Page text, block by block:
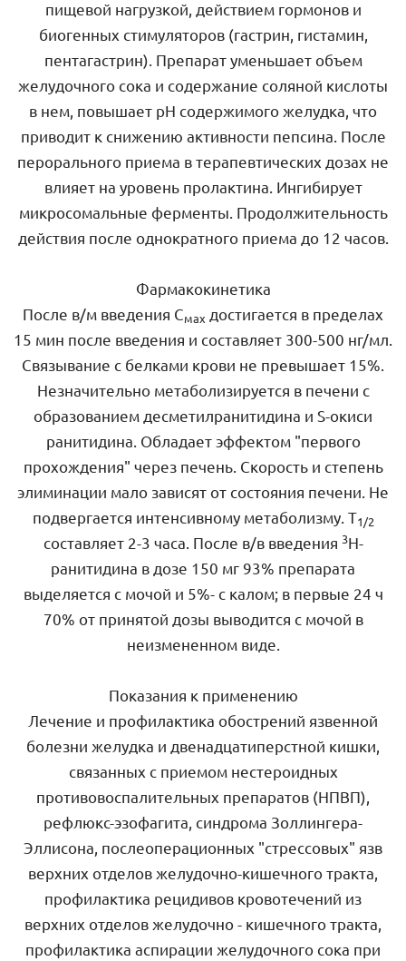
пищевой нагрузкой, действием гормонов и
биогенных стимуляторов (гастрин, гистамин,
пентагастрин). Препарат уменьшает объем
желудочного сока и содержание соляной кислоты
в нем, повышает рН содержимого желудка, что
приводит к снижению активности пепсина. После
перорального приема в терапевтических дозах не
влияет на уровень пролактина. Ингибирует
микросомальные ферменты. Продолжительность
действия после однократного приема до 12 часов.
Фармакокинетика
После в/м введения Смах достигается в пределах
15 мин после введения и составляет 300-500 нг/мл.
Связывание с белками крови не превышает 15%.
Незначительно метаболизируется в печени с
образованием десметилранитидина и S-окиси
ранитидина. Обладает эффектом "первого
прохождения" через печень. Скорость и степень
элиминации мало зависят от состояния печени. Не
подвергается интенсивному метаболизму. Т1/2
составляет 2-3 часа. После в/в введения 3Н-
ранитидина в дозе 150 мг 93% препарата
выделяется с мочой и 5%- с калом; в первые 24 ч
70% от принятой дозы выводится с мочой в
неизмененном виде.
Показания к применению
Лечение и профилактика обострений язвенной
болезни желудка и двенадцатиперстной кишки,
связанных с приемом нестероидных
противовоспалительных препаратов (НПВП),
рефлюкс-эзофагита, синдрома Золлингера-
Эллисона, послеоперационных "стрессовых" язв
верхних отделов желудочно-кишечного тракта,
профилактика рецидивов кровотечений из
верхних отделов желудочно - кишечного тракта,
профилактика аспирации желудочного сока при